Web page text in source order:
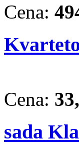
Cena:
Cena:
sada